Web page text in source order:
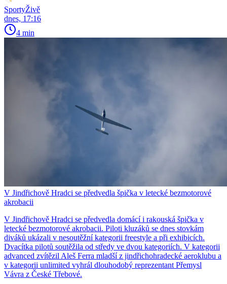
SportyŽivě
dnes, 17:16
4 min
V Jindřichově Hradci se předvedla špička v letecké bezmotorové
akrobacii
V Jindřichově Hradci se předvedla domácí i rakouská špička v
letecké bezmotorové akrobacii. Piloti kluzáků se dnes stovkám
diváků ukázali v nesoutěžní kategorii freestyle a při exhibicích.
Dvacítka pilotů soutěžila od středy ve dvou kategoriích. V kategorii
advanced zvítězil Aleš Ferra mladší z jindřichohradecké aeroklubu a
v kategorii unlimited vyhrál dlouhodobý reprezentant Přemysl
Vávra z České Třebové.